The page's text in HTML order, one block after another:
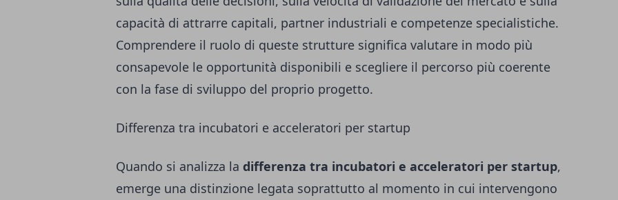
capacità di attrarre capitali, partner industriali e competenze specialistiche.
Comprendere il ruolo di queste strutture significa valutare in modo più
consapevole le opportunità disponibili e scegliere il percorso più coerente
con la fase di sviluppo del proprio progetto.
Differenza tra incubatori e acceleratori per startup
Quando si analizza la differenza tra incubatori e acceleratori per startup,
emerge una distinzione legata soprattutto al momento in cui intervengono